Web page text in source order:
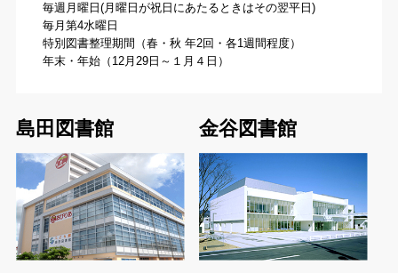
毎週月曜日(月曜日が祝日にあたるときはその翌平日)
毎月第4水曜日
特別図書整理期間（春・秋 年2回・各1週間程度）
年末・年始（12月29日～１月４日）
島田図書館 金谷図書館